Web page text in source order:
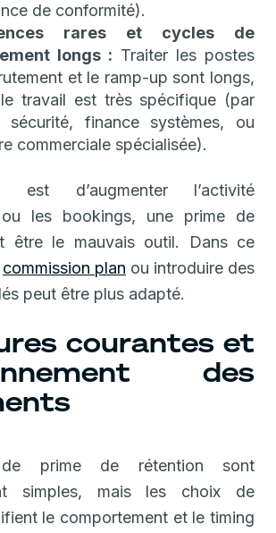
de conformité).
rares et cycles de
longs : Traiter les postes
et le ramp-up sont longs,
travail est très spécifique (par
sécurité, finance systèmes, ou
commerciale spécialisée).
est d’augmenter l’activité
ou les bookings, une prime de
être le mauvais outil. Dans ce
commission plan ou introduire des
peut être plus adapté.
courantes et
des
prime de rétention sont
simples, mais les choix de
le comportement et le timing